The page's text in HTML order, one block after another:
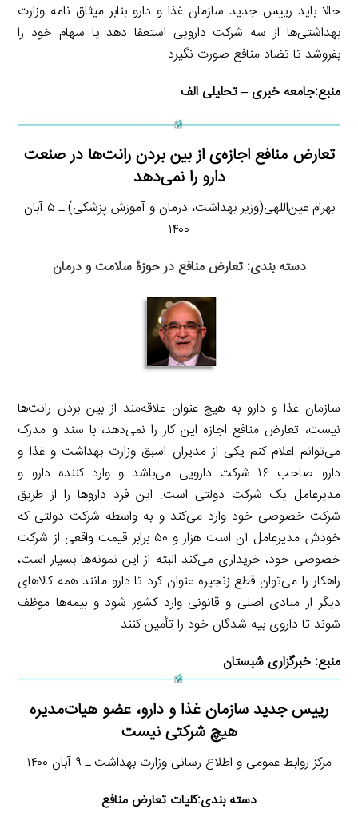
حالا باید رییس جدید سازمان غذا و دارو بنابر میثاق نامه وزارت
بهداشتی‌ها از سه شرکت دارویی استعفا دهد یا سهام خود را
بفروشد تا تضاد منافع صورت نگیرد.
منبع:جامعه خبری – تحلیلی الف
تعارض منافع اجازه‌ی از بین بردن رانت‌ها در صنعت
دارو را نمی‌دهد
بهرام عین‌اللهی(وزیر بهداشت، درمان و آموزش پزشکی) ـ ۵ آبان
۱۴۰۰
دسته بندی: تعارض منافع در حوزۀ سلامت و درمان
سازمان غذا و دارو به هیچ عنوان علاقه‌مند از بین بردن رانت‌ها
نیست، تعارض منافع اجازه این کار را نمی‌دهد، با سند و مدرک
می‌توانم اعلام کنم یکی از مدیران اسبق وزارت بهداشت و غذا و
دارو صاحب ۱۶ شرکت دارویی می‌باشد و وارد کننده دارو و
مدیرعامل یک شرکت دولتی است. این فرد داروها را از طریق
شرکت خصوصی خود وارد می‌کند و به واسطه شرکت دولتی که
خودش مدیرعامل آن است هزار و ۵۰ برابر قیمت واقعی از شرکت
خصوصی خود، خریداری می‌کند البته از این نمونه‌ها بسیار است،
راهکار را می‌توان قطع زنجیره عنوان کرد تا دارو مانند همه کالاهای
دیگر از مبادی اصلی و قانونی وارد کشور شود و بیمه‌ها موظف
شوند تا داروی بیه شدگان خود را تأمین کنند.
منبع:خبرگزاری شبستان
رییس جدید سازمان غذا و دارو، عضو هیات‌مدیره
هیچ شرکتی نیست
مرکز روابط عمومی و اطلاع رسانی وزارت بهداشت ـ ۹ آبان ۱۴۰۰
دسته بندی:کلیات تعارض منافع